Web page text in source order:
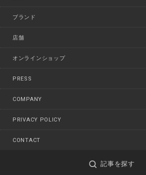
ブランド
店舗
オンラインショップ
PRESS
COMPANY
PRIVACY POLICY
CONTACT
© MADRIGAL
記事を探す